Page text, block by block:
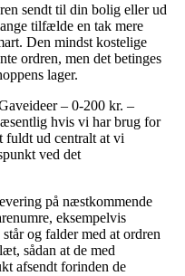
sendt til din bolig eller ud
tilfælde en tak mere
Den mindst kostelige
ordren, men det betinges
lager.
– 0-200 kr. –
hvis vi har brug for
fuldt ud centralt at vi
ved det
på næstkommende
eksempelvis
og falder med at ordren
sådan at de med
afsendt forinden de